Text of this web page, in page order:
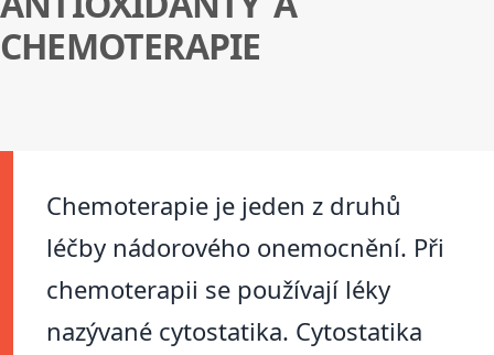
CHEMOTERAPIE
Chemoterapie je jeden z druhů
léčby nádorového onemocnění. Při
chemoterapii se používají léky
nazývané cytostatika. Cytostatika